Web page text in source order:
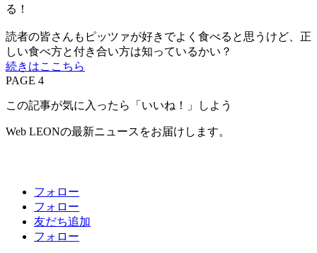
る！
読者の皆さんもピッツァが好きでよく食べると思うけど、正
しい食べ方と付き合い方は知っているかい？
続きはここちら
PAGE 4
この記事が気に入ったら「いいね！」しよう
Web LEONの最新ニュースをお届けします。
フォロー
フォロー
友だち追加
フォロー